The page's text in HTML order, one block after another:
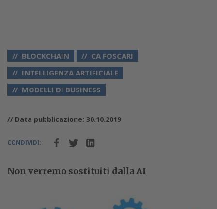
BLOCKCHAIN
CA FOSCARI
INTELLIGENZA ARTIFICIALE
MODELLI DI BUSINESS
// Data pubblicazione: 30.10.2019
CONDIVIDI:
Non verremo sostituiti dalla AI